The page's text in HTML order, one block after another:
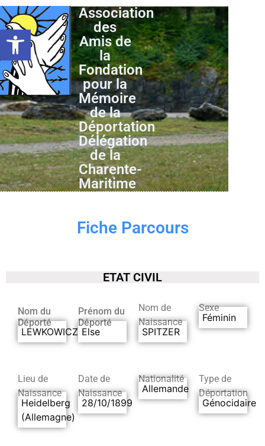
Ouvrir la barre d’outils
Association
des
Amis de
la
Fondation
pour la
Mémoire
de la
Déportation
Délégation
de la
Charente-
Maritime
Fiche Parcours
ETAT CIVIL
Nom du
Déporté
LEWKOWICZ
Prénom du
Déporté
Else
Nom de
Naissance
SPITZER
Sexe
Féminin
Lieu de
Naissance
Heidelberg
(Allemagne)
Date de
Naissance
28/10/1899
Nationalité
Allemande
Type de
Déportation
Génocidaire